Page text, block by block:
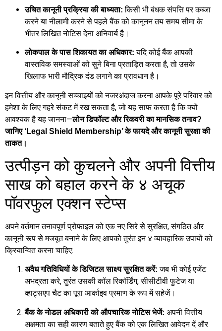
उचित कानूनी प्रक्रिया की बाध्यता: किसी भी बंधक संपत्ति पर कब्जा
करने या नीलामी करने से पहले बैंक को कानूनन तय समय सीमा के
भीतर लिखित नोटिस देना अनिवार्य है।
लोकपाल के पास शिकायत का अधिकार: यदि कोई बैंक आपकी
वास्तविक समस्याओं को सुने बिना प्रताड़ित करता है, तो उसके
खिलाफ भारी मौद्रिक दंड लगाने का प्रावधान है।
इन वित्तीय और कानूनी सच्चाइयों को नजरअंदाज करना आपके पूरे परिवार को
हमेशा के लिए गहरे संकट में रख सकता है, जो यह साफ करता है कि क्यों
आवश्यक है यह जानना—लोन डिफॉल्ट और रिकवरी का मानसिक तनाव?
जानिए ‘Legal Shield Membership’ के फायदे और कानूनी सुरक्षा की
ताकत।
उत्पीड़न को कुचलने और अपनी वित्तीय
साख को बहाल करने के ४ अचूक
पॉवरफुल एक्शन स्टेप्स
अपने वर्तमान तनावपूर्ण प्रोफाइल को एक नए सिरे से सुरक्षित, संगठित और
कानूनी रूप से मजबूत बनाने के लिए आपको तुरंत इन ४ व्यावहारिक उपायों को
क्रियान्वित करना चाहिए:
अवैध गतिविधियों के डिजिटल साक्ष्य सुरक्षित करें: जब भी कोई एजेंट
अभद्रता करे, तुरंत उसकी कॉल रिकॉर्डिंग, सीसीटीवी फुटेज या
व्हाट्सएप चैट का पूरा आर्काइव प्रमाण के रूप में सहेजें।
बैंक के नोडल अधिकारी को औपचारिक नोटिस भेजें: अपनी वित्तीय
अक्षमता का सही कारण बताते हुए बैंक को एक लिखित आवेदन दें और